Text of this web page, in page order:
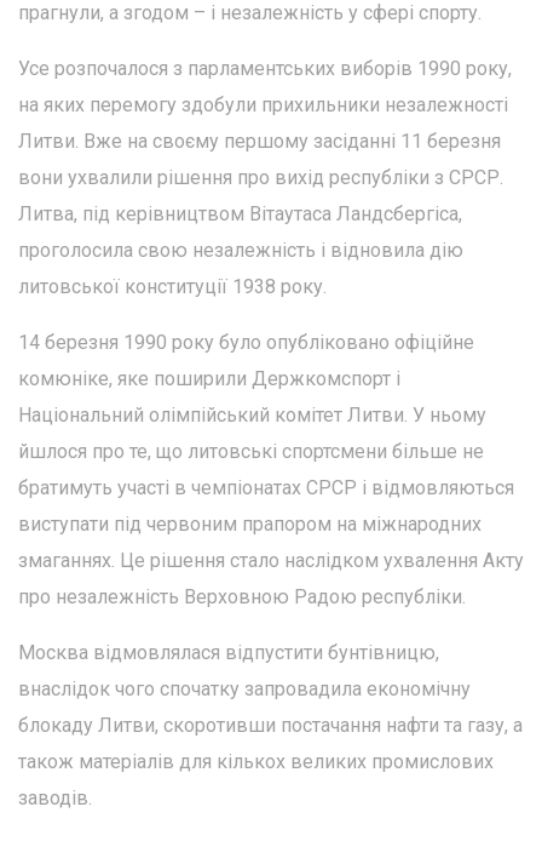
прагнули, а згодом – і незалежність у сфері спорту.
Усе розпочалося з парламентських виборів 1990 року,
на яких перемогу здобули прихильники незалежності
Литви. Вже на своєму першому засіданні 11 березня
вони ухвалили рішення про вихід республіки з СРСР.
Литва, під керівництвом Вітаутаса Ландсбергіса,
проголосила свою незалежність і відновила дію
литовської конституції 1938 року.
14 березня 1990 року було опубліковано офіційне
комюніке, яке поширили Держкомспорт і
Національний олімпійський комітет Литви. У ньому
йшлося про те, що литовські спортсмени більше не
братимуть участі в чемпіонатах СРСР і відмовляються
виступати під червоним прапором на міжнародних
змаганнях. Це рішення стало наслідком ухвалення Акту
про незалежність Верховною Радою республіки.
Москва відмовлялася відпустити бунтівницю,
внаслідок чого спочатку запровадила економічну
блокаду Литви, скоротивши постачання нафти та газу, а
також матеріалів для кількох великих промислових
заводів.